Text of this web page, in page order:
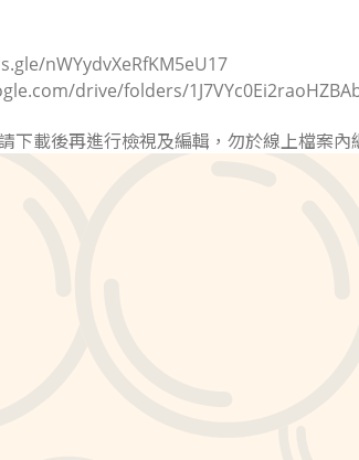
nWYydvXeRfKM5eU17
drive/folders/
載後再進行檢視及編輯，勿於線上檔案